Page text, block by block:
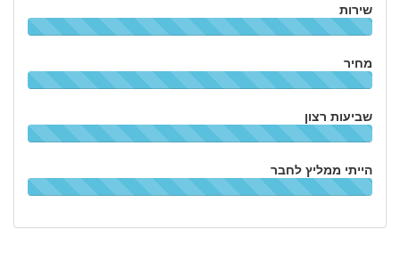
שירות
מחיר
שביעות רצון
הייתי ממליץ לחבר